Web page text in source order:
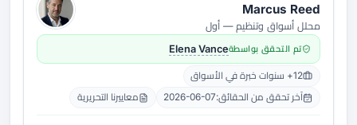
Marcus Reed
محلل أسواق وتنظيم — أول
تم التحقق بواسطةElena Vance
12+ سنوات خبرة في الأسواق
آخر تحقق من الحقائق:2026-06-07 معاييرنا التحريرية